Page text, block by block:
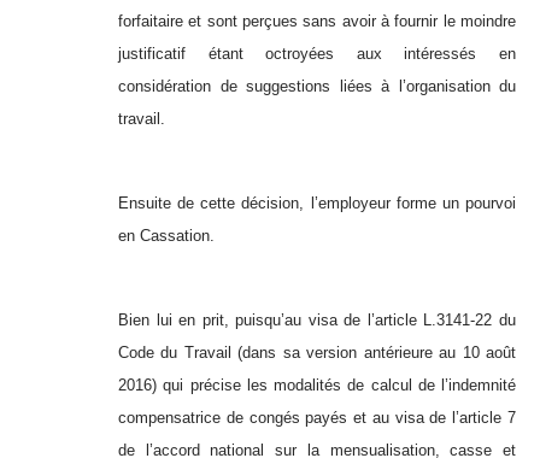
forfaitaire et sont perçues sans avoir à fournir le moindre
justificatif étant octroyées aux intéressés en
considération de suggestions liées à l’organisation du
travail.
Ensuite de cette décision, l’employeur forme un pourvoi
en Cassation.
Bien lui en prit, puisqu’au visa de l’article L.3141-22 du
Code du Travail (dans sa version antérieure au 10 août
2016) qui précise les modalités de calcul de l’indemnité
compensatrice de congés payés et au visa de l’article 7
de l’accord national sur la mensualisation, casse et